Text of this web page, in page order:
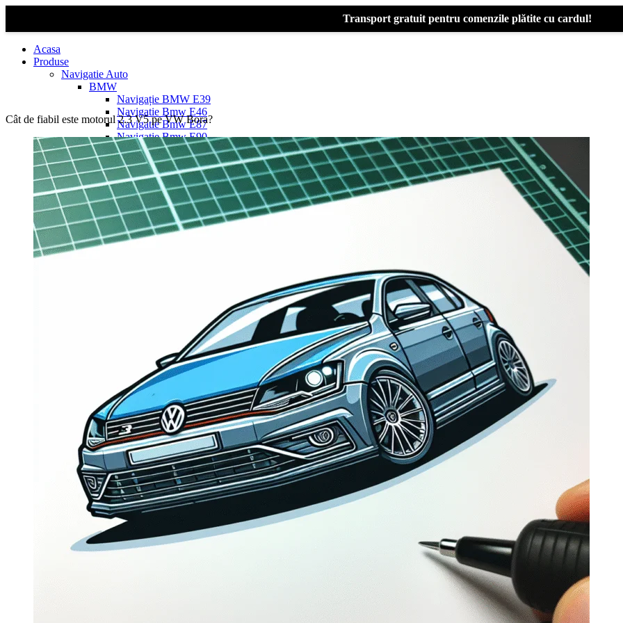
Transport gratuit pentru comenzile plătite cu cardul!
Acasa
Produse
Navigatie Auto
BMW
Navigație BMW E39
Navigatie Bmw E46
Navigatie Bmw E87
Navigatie Bmw E90
Navigatie Bmw E91
Navigatie Bmw F10
Navigatie Bmw F30
Navigatie Bmw Seria 1 E87
Navigatie Bmw X1
Navigatie Bmw X1 E84
Navigatie BMW X3
Navigatie BMW X3 E83
Navigație Dacia Logan 2 (2012–2020)
Navigație Dacia Logan 3 (2020–Prezent)
Navigatie Duster 2011
Navigatie Duster 2019
Navigatie Audi A3 8p
Navigatie Audi A4
Navigatie Audi A4 B6
Navigatie Audi A4 B7
Navigatie Audi A4 B8
Navigatie Audi A5
Navigatie Audi A6 C5
Navigatie Audi A6 C6
Navigatie Audi A6 C7
Navigatie Audi Q5
Ford
Navigație Ford Fiesta
Navigație Ford Focus 1
Navigație Ford Focus 2
Navigație Ford Focus MK3
Navigație Ford Mondeo MK3
Cât de fiabil este motorul 2.3 V5 pe VW Bora?